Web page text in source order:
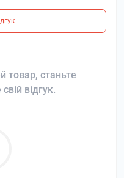
товар, станьте
відгук.